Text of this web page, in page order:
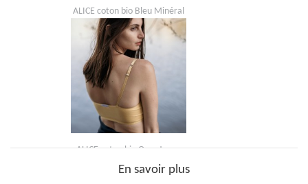
ALICE coton bio Bleu Minéral
ALICE coton bio Ocre Jaune
En savoir plus